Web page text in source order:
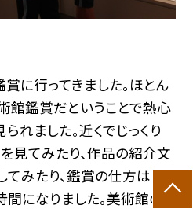
に行ってきました。ほとん
館鑑賞だということで熱心
れました。近くでじっくり
見てみたり、作品の紹介文
みたり、鑑賞の仕方は
になりました。美術館の